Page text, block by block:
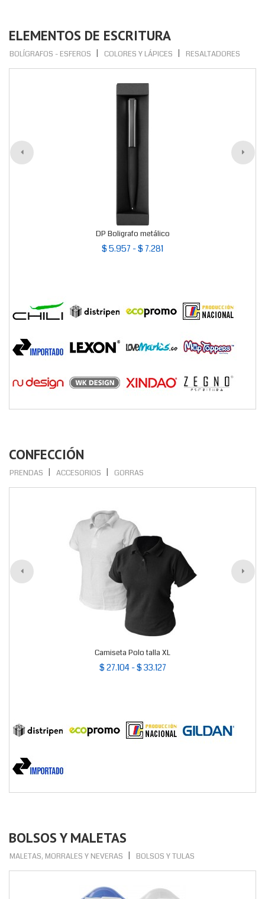
ELEMENTOS DE ESCRITURA
BOLÍGRAFOS - ESFEROS COLORES Y LÁPICES RESALTADORES
DP Boligrafo metálico
$ 5.957 - $ 7.281
CONFECCIÓN
PRENDAS ACCESORIOS GORRAS
Camiseta Polo talla XL
$ 27.104 - $ 33.127
BOLSOS Y MALETAS
MALETAS, MORRALES Y NEVERAS BOLSOS Y TULAS